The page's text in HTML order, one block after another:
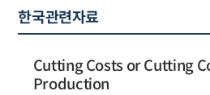
한국관련자료
Cutting Costs or Cutting
Production